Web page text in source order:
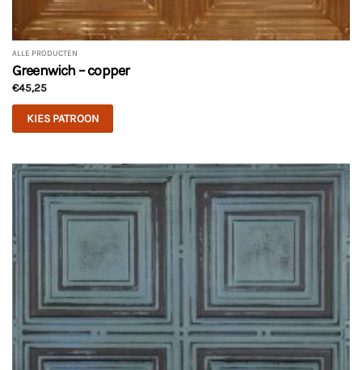
ALLE PRODUCTEN
Greenwich – copper
€45,25
KIES PATROON